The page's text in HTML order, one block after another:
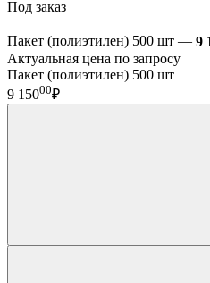
Под заказ
Пакет (полиэтилен) 500 шт — 9
Актуальная цена по запросу
Пакет (полиэтилен) 500 шт
9 15000₽